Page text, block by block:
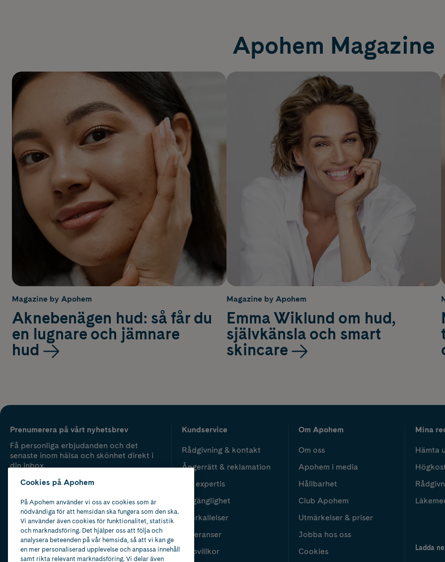
Apohem Magazine
Magazine by Apohem
Aknebenägen hud: så får du
en lugnare och jämnare
hud
Magazine by Apohem
Emma Wiklund om hud,
självkänsla och smart
skincare
Prenumerera på vårt nyhetsbrev
Få personliga erbjudanden och det
senaste inom hälsa och skönhet direkt i
din inbox.
Kundservice
Rådgivning & kontakt
Ångerrätt & reklamation
Vår expertis
Tillgänglighet
Återkallelser
Leveranser
Köpvillkor
Om Apohem
Om oss
Apohem i media
Hållbarhet
Club Apohem
Utmärkelser & priser
Jobba hos oss
Cookies
Mina
Hämta
Ladda
Cookies på Apohem
På Apohem använder vi oss av cookies som är
nödvändiga för att hemsidan ska fungera som den ska.
Vi använder även cookies för funktionalitet, statistik
och marknadsföring. Det hjälper oss att följa och
analysera beteenden på vår hemsida, så att vi kan ge
en mer personaliserad upplevelse och anpassa innehåll
samt rikta relevant marknadsföring. Vi delar även